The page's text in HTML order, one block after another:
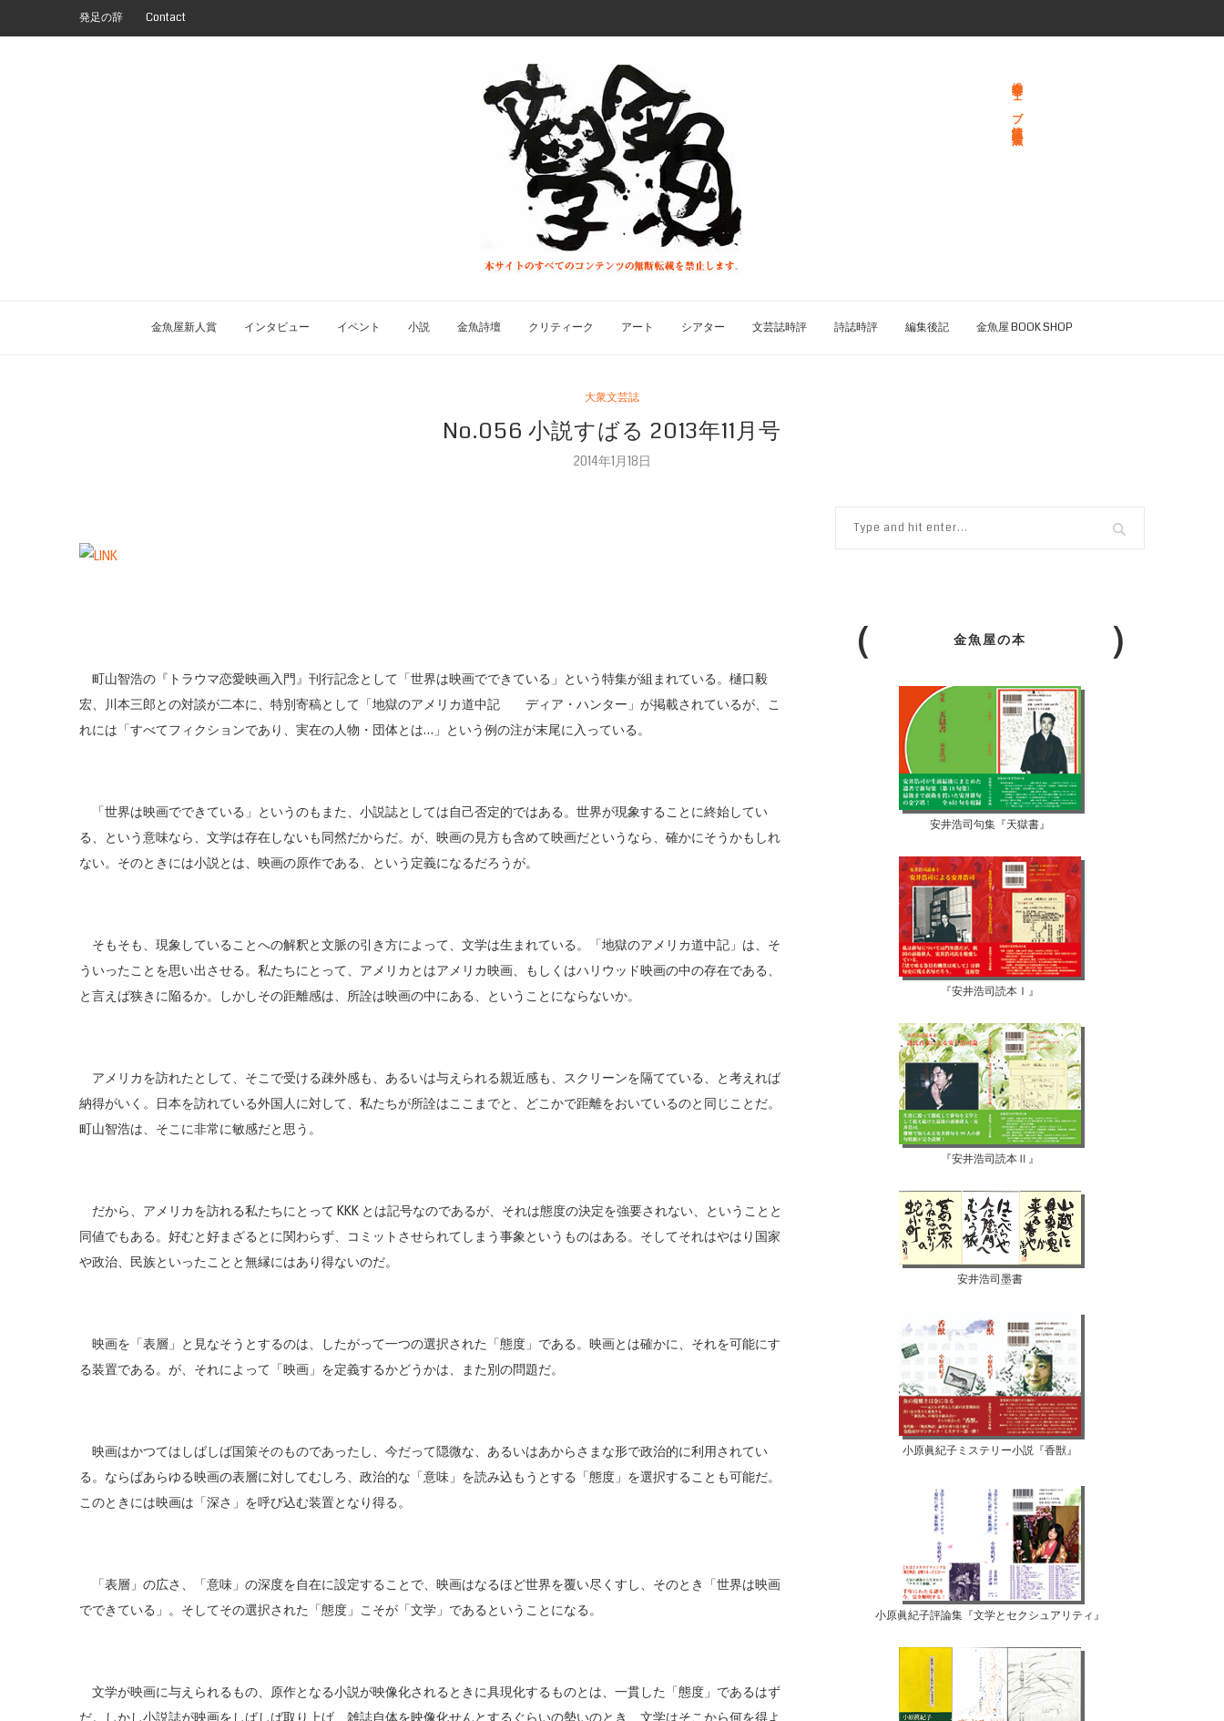
発足の辞 Contact
総合文学ウェブ情報誌 文学金魚
金魚屋新人賞 インタビュー イベント 小説 金魚詩壇 クリティーク アート シアター 文芸誌時評 詩誌時評 編集後記 金魚屋 BOOK SHOP
大衆文芸誌
No.056 小説すばる 2013年11月号
2014年1月18日
町山智浩の『トラウマ恋愛映画入門』刊行記念として「世界は映画でできている」という特集が組まれている。樋口毅
宏、川本三郎との対談が二本に、特別寄稿として「地獄のアメリカ道中記 ディア・ハンター」が掲載されているが、こ
れには「すべてフィクションであり、実在の人物・団体とは…」という例の注が末尾に入っている。
「世界は映画でできている」というのもまた、小説誌としては自己否定的ではある。世界が現象することに終始してい
る、という意味なら、文学は存在しないも同然だからだ。が、映画の見方も含めて映画だというなら、確かにそうかもしれ
ない。そのときには小説とは、映画の原作である、という定義になるだろうが。
そもそも、現象していることへの解釈と文脈の引き方によって、文学は生まれている。「地獄のアメリカ道中記」は、そ
ういったことを思い出させる。私たちにとって、アメリカとはアメリカ映画、もしくはハリウッド映画の中の存在である、
と言えば狭きに陥るか。しかしその距離感は、所詮は映画の中にある、ということにならないか。
アメリカを訪れたとして、そこで受ける疎外感も、あるいは与えられる親近感も、スクリーンを隔てている、と考えれば
納得がいく。日本を訪れている外国人に対して、私たちが所詮はここまでと、どこかで距離をおいているのと同じことだ。
町山智浩は、そこに非常に敏感だと思う。
だから、アメリカを訪れる私たちにとって KKK とは記号なのであるが、それは態度の決定を強要されない、ということと
同値でもある。好むと好まざるとに関わらず、コミットさせられてしまう事象というものはある。そしてそれはやはり国家
や政治、民族といったことと無縁にはあり得ないのだ。
映画を「表層」と見なそうとするのは、したがって一つの選択された「態度」である。映画とは確かに、それを可能にす
る装置である。が、それによって「映画」を定義するかどうかは、また別の問題だ。
映画はかつてはしばしば国策そのものであったし、今だって隠微な、あるいはあからさまな形で政治的に利用されてい
る。ならばあらゆる映画の表層に対してむしろ、政治的な「意味」を読み込もうとする「態度」を選択することも可能だ。
このときには映画は「深さ」を呼び込む装置となり得る。
「表層」の広さ、「意味」の深度を自在に設定することで、映画はなるほど世界を覆い尽くすし、そのとき「世界は映画
でできている」。そしてその選択された「態度」こそが「文学」であるということになる。
文学が映画に与えられるもの、原作となる小説が映像化されるときに具現化するものとは、一貫した「態度」であるはず
だ。しかし小説誌が映画をしばしば取り上げ、雑誌自体を映像化せんとするぐらいの勢いのとき、文学はそこから何を得よ
金魚屋の本
安井浩司句集『天獄書』
『安井浩司読本Ⅰ』
『安井浩司読本Ⅱ』
安井浩司墨書
小原眞紀子ミステリー小説『香獣』
小原眞紀子評論集『文学とセクシュアリティ』